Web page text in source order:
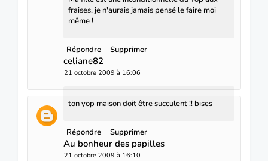
fraises, je n'aurais jamais pensé le faire moi
même !
Répondre Supprimer
celiane82
21 octobre 2009 à 16:06
ton yop maison doit être succulent !! bises
Répondre Supprimer
Au bonheur des papilles
21 octobre 2009 à 16:10